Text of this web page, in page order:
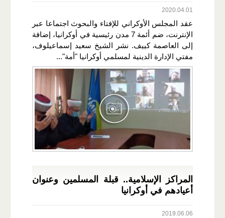
2020.04.01
عقد المجلس الأوكراني للإفتاء والبحوث اجتماعا عبر
الإنترنت، ضم أئمة 7 مدن رئيسية في أوكرانيا، إضافة
إلى العاصمة كييف. نشر الشيخ سعيد إسماعيلوف،
مفتي الإدارة الدينية لمسلمي أوكرانيا "أمة"...
المراكز الإسلامية.. قبلة المسلمين وعنوان
أعيادهم في أوكرانيا
2019.06.06